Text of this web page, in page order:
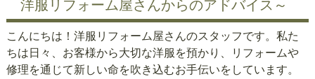
洋服リフォーム屋さんからのアドバイス～
こんにちは！洋服リフォーム屋さんのスタッフです。私た
ちは日々、お客様から大切な洋服を預かり、リフォームや
修理を通じて新しい命を吹き込むお手伝いをしています。